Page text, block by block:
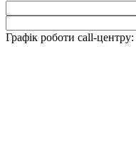
Графік роботи call-центру: